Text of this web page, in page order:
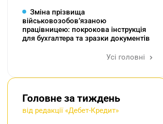
Зміна прізвища
військовозобов’язаною
працівницею: покрокова інструкція
для бухгалтера та зразки документів
Усі головні
Головне за тиждень
від редакції «Дебет-Кредит»